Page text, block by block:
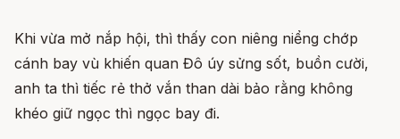
Khi vừa mở nắp hội, thì thấy con niêng niểng chớp
cánh bay vù khiến quan Đô úy sửng sốt, buồn cười,
anh ta thì tiếc rẻ thở vắn than dài bảo rằng không
khéo giữ ngọc thì ngọc bay đi.